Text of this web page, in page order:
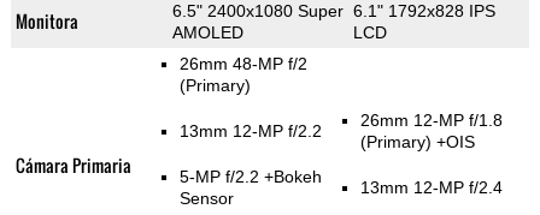
Monitora
6.5" 2400x1080 Super
AMOLED
6.1" 1792x828 IPS
LCD
Cámara Primaria
26mm 48-MP f/2
(Primary)
13mm 12-MP f/2.2
5-MP f/2.2 +Bokeh
Sensor
26mm 12-MP f/1.8
(Primary) +OIS
13mm 12-MP f/2.4